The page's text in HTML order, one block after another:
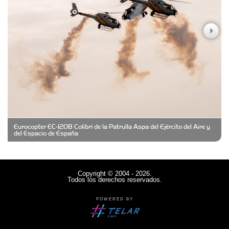
Casa Berta
Clima Castelar
CONSERVAS YAMASIRO
Cubanico´s - Cubanitos Rellenos!
Denisi Market
Eurocopter EC-120B Colibrí de la Patrulla Aspa del Ejército del Aire y
del Espacio de España
Copyright © 2004 - 2026.
Todos los derechos reservados.
POWERED BY